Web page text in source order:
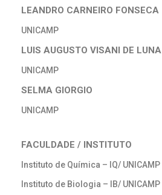
LEANDRO CARNEIRO FONSECA
UNICAMP
LUIS AUGUSTO VISANI DE LUNA
UNICAMP
SELMA GIORGIO
UNICAMP
FACULDADE / INSTITUTO
Instituto de Química – IQ/ UNICAMP
Instituto de Biologia – IB/ UNICAMP